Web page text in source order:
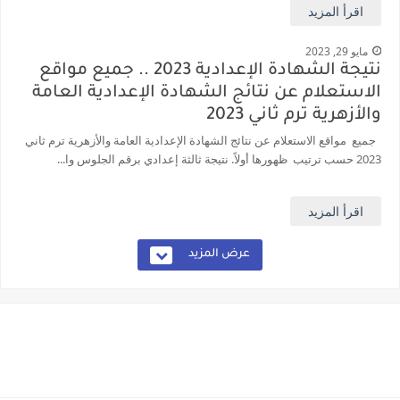
اقرأ المزيد
مايو 29, 2023
نتيجة الشهادة الإعدادية 2023 .. جميع مواقع
الاستعلام عن نتائج الشهادة الإعدادية العامة
والأزهرية ترم ثاني 2023
جميع مواقع الاستعلام عن نتائج الشهادة الإعدادية العامة والأزهرية ترم ثاني
2023 حسب ترتيب ظهورها أولاً. نتيجة ثالثة إعدادي برقم الجلوس وا...
اقرأ المزيد
عرض المزيد